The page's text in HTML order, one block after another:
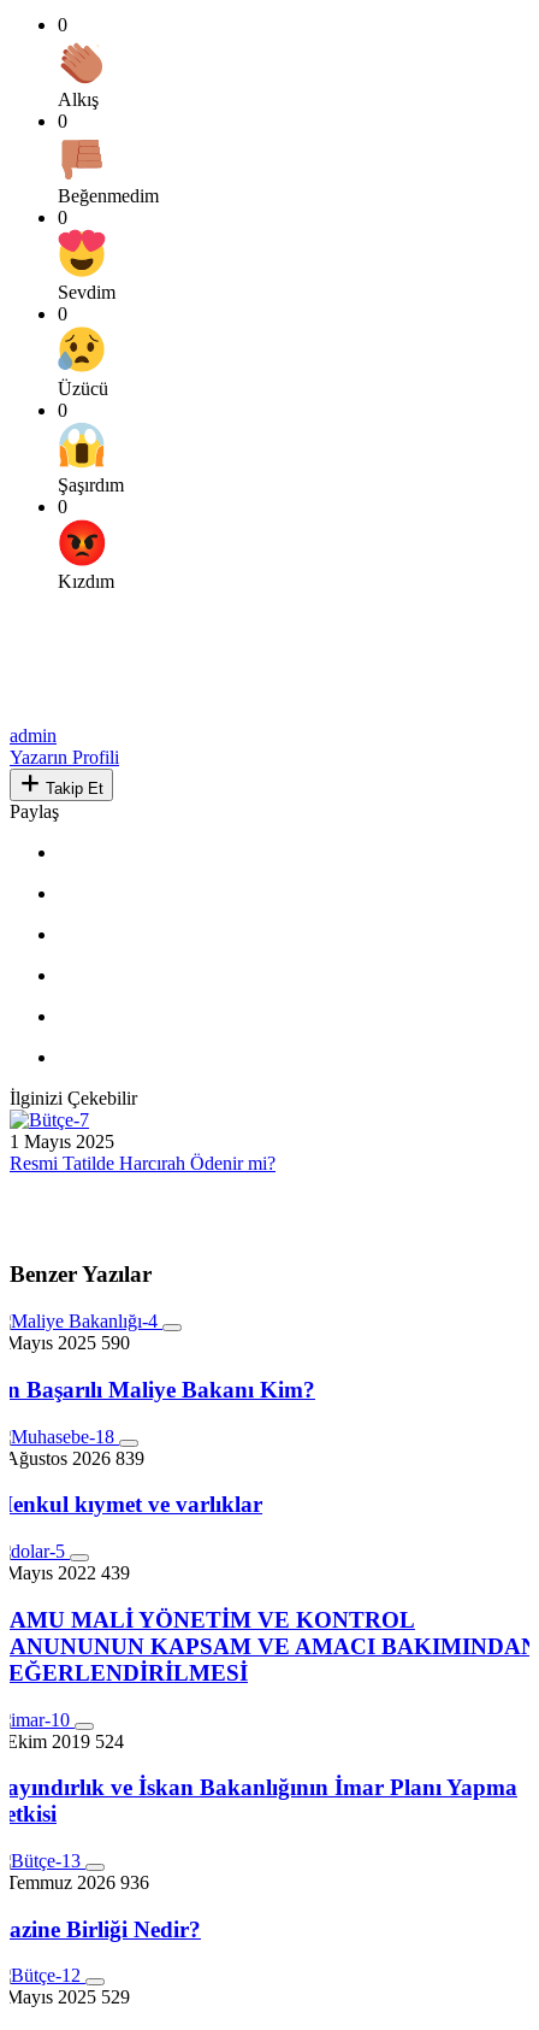
0
Alkış
0
Beğenmedim
0
Sevdim
0
Üzücü
0
Şaşırdım
0
Kızdım
admin
Yazarın Profili
Takip Et
Paylaş
İlginizi Çekebilir
1 Mayıs 2025
Resmi Tatilde Harcırah Ödenir mi?
Benzer Yazılar
Mayıs 2025 590
Başarılı Maliye Bakanı Kim?
Ağustos 2026 839
kıymet ve varlıklar
Mayıs 2022 439
MALİ YÖNETİM VE KONTROL
KAPSAM VE AMACI BAKIMINDAN
Ekim 2019 524
ve İskan Bakanlığının İmar Planı Yapma
Temmuz 2026 936
Birliği Nedir?
Mayıs 2025 529